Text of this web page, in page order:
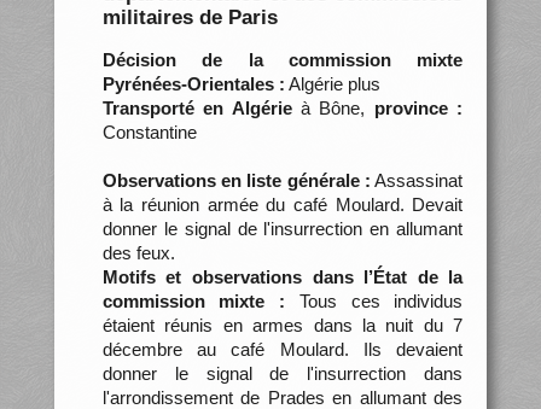
militaires de Paris
Décision de la commission mixte
Pyrénées-Orientales : Algérie plus
Transporté en Algérieà Bône, province :
Constantine
Observations en liste générale : Assassinat
à la réunion armée du café Moulard. Devait
donner le signal de l'insurrection en allumant
des feux.
Motifs et observations dans l’État de la
commission mixte : Tous ces individus
étaient réunis en armes dans la nuit du 7
décembre au café Moulard. Ils devaient
donner le signal de l'insurrection dans
l'arrondissement de Prades en allumant des